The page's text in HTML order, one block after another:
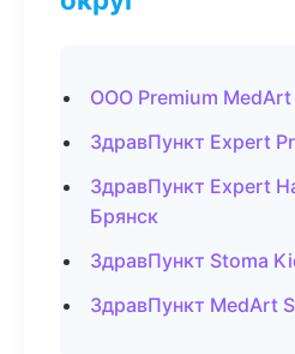
ООО Premium
ЗдравПункт Expert
ЗдравПункт Expert
Брянск
ЗдравПункт Stoma
ЗдравПункт MedArt